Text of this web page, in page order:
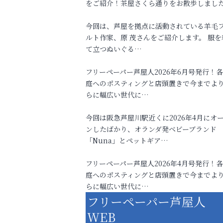
をご紹介！茶屋さくら通りをお散歩しまし
今回は、芦屋を拠点に活動されている羊毛
ルト作家、原 茂さんをご紹介します。 服を
て立つぬいぐる…
フリーペーパー芦屋人2026年6月号発行！
庭へのポスティングと店頭置きで今までよ
らに幅広い世代に…
今回は阪急芦屋川駅近くに2026年4月にオ
ンしたばかり、オランダ発ベビーブランド
「Nuna」とペットギア…
フリーペーパー芦屋人2026年4月号発行！
庭へのポスティングと店頭置きで今までよ
らに幅広い世代に…
フリーペーパー芦屋人
WEB